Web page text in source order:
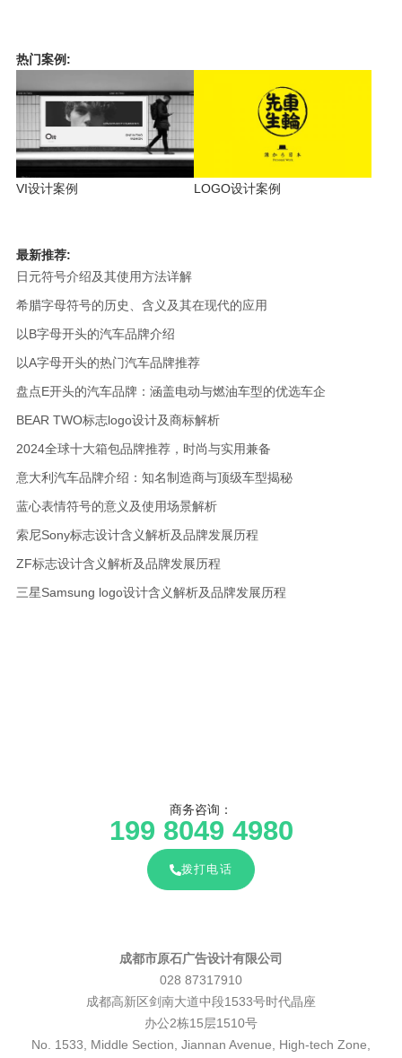
热门案例:
VI设计案例 LOGO设计案例
最新推荐:
日元符号介绍及其使用方法详解
希腊字母符号的历史、含义及其在现代的应用
以B字母开头的汽车品牌介绍
以A字母开头的热门汽车品牌推荐
盘点E开头的汽车品牌：涵盖电动与燃油车型的优选车企
BEAR TWO标志logo设计及商标解析
2024全球十大箱包品牌推荐，时尚与实用兼备
意大利汽车品牌介绍：知名制造商与顶级车型揭秘
蓝心表情符号的意义及使用场景解析
索尼Sony标志设计含义解析及品牌发展历程
ZF标志设计含义解析及品牌发展历程
三星Samsung logo设计含义解析及品牌发展历程
商务咨询：
199 8049 4980
拨打电话
成都市原石广告设计有限公司
028 87317910
成都高新区剑南大道中段1533号时代晶座
办公2栋15层1510号
No. 1533, Middle Section, Jiannan Avenue, High-tech Zone,